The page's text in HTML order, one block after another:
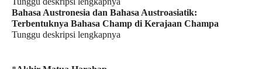
Bahasa Austronesia dan Bahasa Austroasiatik:
Terbentuknya Bahasa Champ di Kerajaan Champa
Tunggu deskripsi lengkapnya